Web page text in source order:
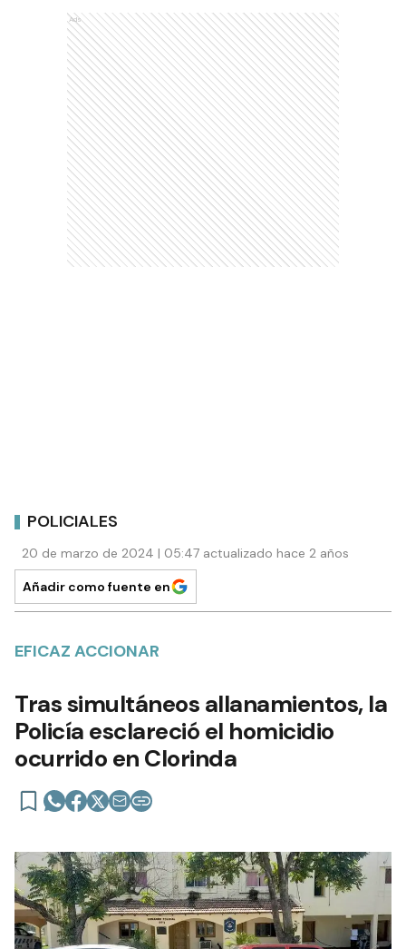
Ads
POLICIALES
20 de marzo de 2024 | 05:47 actualizado hace 2 años
Añadir como fuente en
EFICAZ ACCIONAR
Tras simultáneos allanamientos, la
Policía esclareció el homicidio
ocurrido en Clorinda